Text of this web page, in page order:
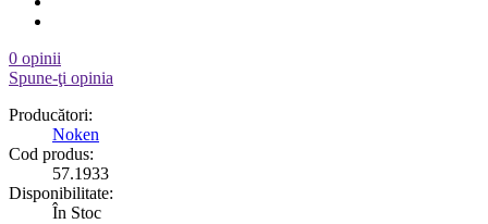
0 opinii
Spune-ţi opinia
Producători:
Noken
Cod produs:
57.1933
Disponibilitate:
În Stoc